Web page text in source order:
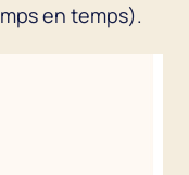
en temps).